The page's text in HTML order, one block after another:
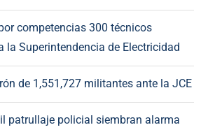
competencias 300 técnicos
la Superintendencia de Electricidad
de 1,551,727 militantes ante la JCE
patrullaje policial siembran alarma